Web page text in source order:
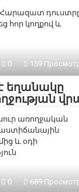
հոր կողքով և
0 159
եղանակը
առողջական
և օդի
0 689